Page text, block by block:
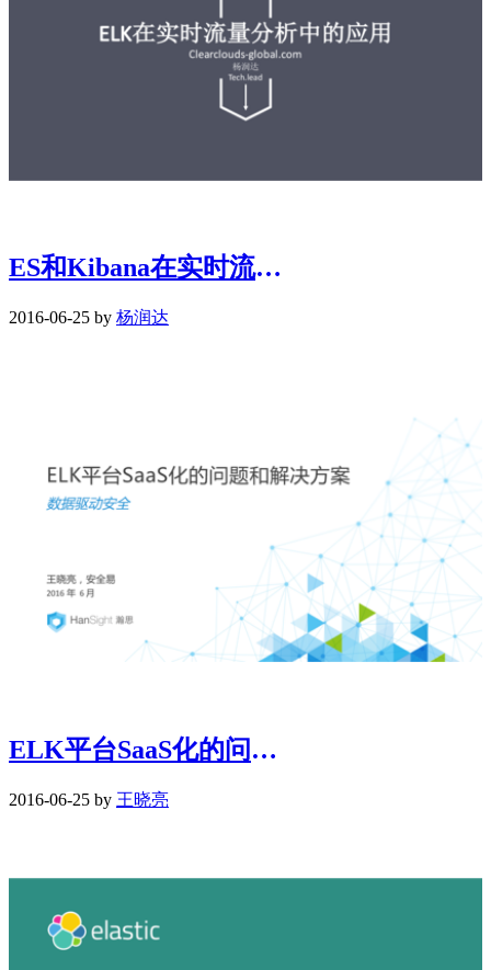
ES和Kibana在实时流量分析中的应用
2016-06-25 by 杨润达​
ELK平台SaaS化的问题和解决方案
2016-06-25 by 王晓亮